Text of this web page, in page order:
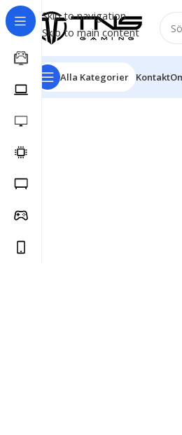
Skip to navigation
Skip to main content
Alla Kategorier Kontakt